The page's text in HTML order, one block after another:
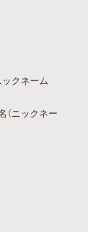
ックネーム
（ニックネー